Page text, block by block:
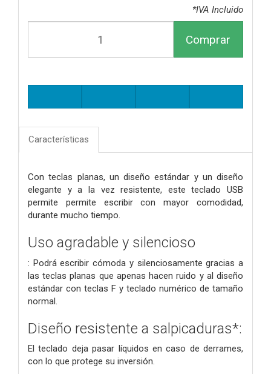
*IVA Incluido
Comprar
Características
Con teclas planas, un diseño estándar y un diseño
elegante y a la vez resistente, este teclado USB
permite permite escribir con mayor comodidad,
durante mucho tiempo.
Uso agradable y silencioso
: Podrá escribir cómoda y silenciosamente gracias a
las teclas planas que apenas hacen ruido y al diseño
estándar con teclas F y teclado numérico de tamaño
normal.
Diseño resistente a salpicaduras*:
El teclado deja pasar líquidos en caso de derrames,
con lo que protege su inversión.